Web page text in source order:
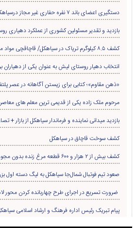
دستگیری اعضای باند ۷ نفره حفاری غير مجاز درسیاهکل
بازدید و تقدیر مسئولین کشوری از عملکرد دهیاری
کشف ۸.۵ کیلوگرم تریاک در سیاهکل/ قاچاقچی مواد مخدر دستگیر شد
انتخاب دهیار روستای لیش به عنوان یکی از دهیاران
«ذهن مقاوم»؛ کتابی برای زیستن آگاهانه در عصر
مرحوم ملک زاده یکی از قدیمی ترین معلم های
بازدید میدانی نماینده و فرماندار سیاهکل از بازار +
کشف سوخت قاچاق در سياهکل
کشف بیش از ۲ هزار و ۶۰۰ قطعه مرغ زنده بدون مجوز در سیاهکل
صعود تیم فوتبال شمال‌جا‌ سیاهکل به لیگ دسته اول
ضرورت تسریع در اجرای طرح چهاربانده کردن محور
پیام تبریک رئیس اداره فرهنگ و ارشاد اسلامی